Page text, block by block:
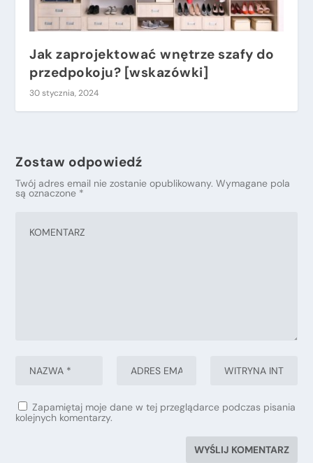
Jak zaprojektować wnętrze szafy do
przedpokoju? [wskazówki]
30 stycznia, 2024
Zostaw odpowiedź
Twój adres email nie zostanie opublikowany. Wymagane pola
są oznaczone *
Zapamiętaj moje dane w tej przeglądarce podczas pisania
kolejnych komentarzy.